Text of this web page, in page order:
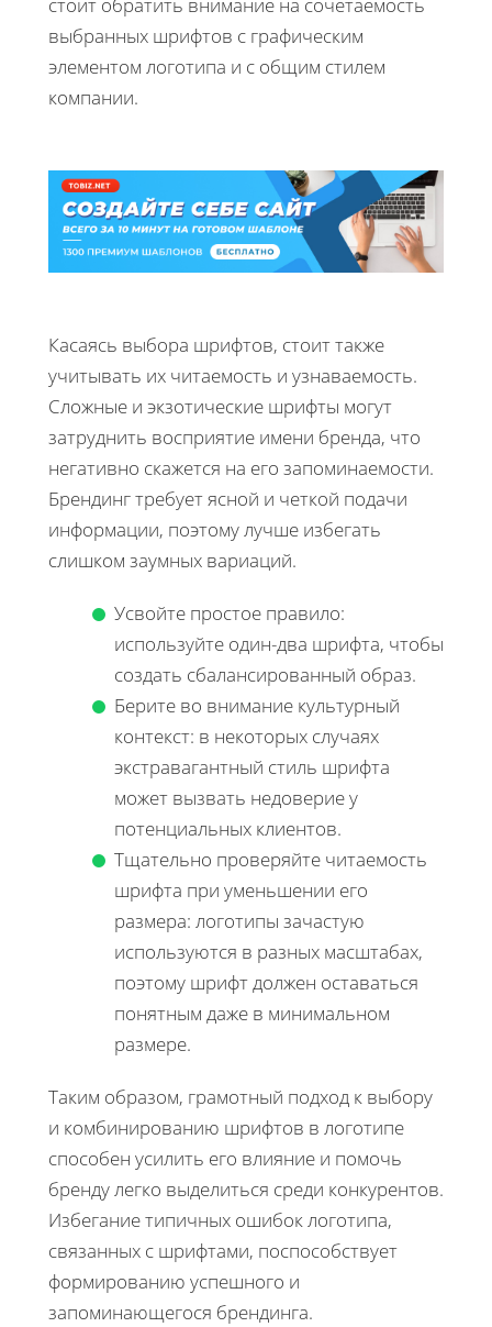
стоит обратить внимание на сочетаемость
выбранных шрифтов с графическим
элементом логотипа и с общим стилем
компании.
Касаясь выбора шрифтов, стоит также
учитывать их читаемость и узнаваемость.
Сложные и экзотические шрифты могут
затруднить восприятие имени бренда, что
негативно скажется на его запоминаемости.
Брендинг требует ясной и четкой подачи
информации, поэтому лучше избегать
слишком заумных вариаций.
Усвойте простое правило:
используйте один-два шрифта, чтобы
создать сбалансированный образ.
Берите во внимание культурный
контекст: в некоторых случаях
экстравагантный стиль шрифта
может вызвать недоверие у
потенциальных клиентов.
Тщательно проверяйте читаемость
шрифта при уменьшении его
размера: логотипы зачастую
используются в разных масштабах,
поэтому шрифт должен оставаться
понятным даже в минимальном
размере.
Таким образом, грамотный подход к выбору
и комбинированию шрифтов в логотипе
способен усилить его влияние и помочь
бренду легко выделиться среди конкурентов.
Избегание типичных ошибок логотипа,
связанных с шрифтами, поспособствует
формированию успешного и
запоминающегося брендинга.